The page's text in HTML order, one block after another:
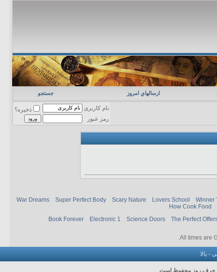
ارسالهاي امروز جستجو
نام کاربری
ذخیره؟
رمز عبور
War Dreams Super Perfect Body Scary Nature Lovers School
Winner
How Cook Food
Book Forever
Electronic 1 Science Doors The Perfect
All times are
- بالا